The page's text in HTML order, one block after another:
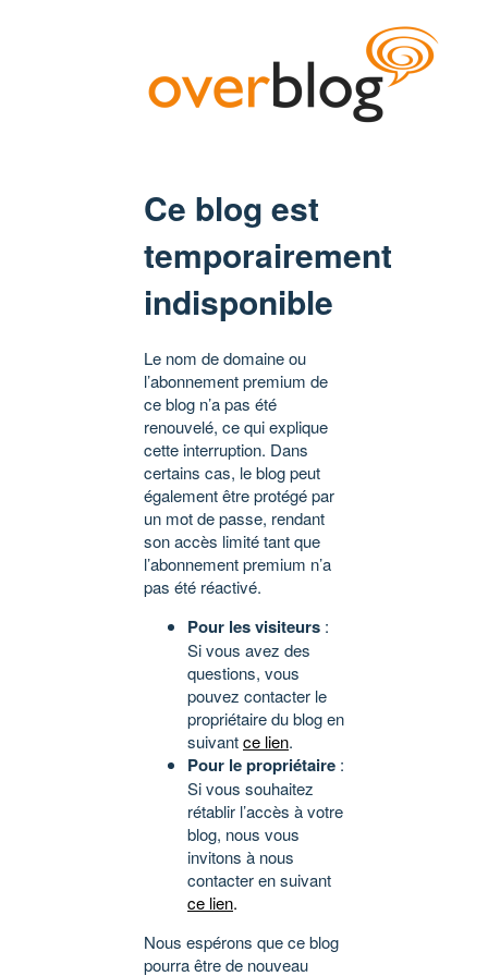
Ce blog est
temporairement
indisponible
Le nom de domaine ou
l’abonnement premium de
ce blog n’a pas été
renouvelé, ce qui explique
cette interruption. Dans
certains cas, le blog peut
également être protégé par
un mot de passe, rendant
son accès limité tant que
l’abonnement premium n’a
pas été réactivé.
Pour les visiteurs :
Si vous avez des
questions, vous
pouvez contacter le
propriétaire du blog en
suivantce lien.
Pour le propriétaire :
Si vous souhaitez
rétablir l’accès à votre
blog, nous vous
invitons à nous
contacter en suivant
ce lien.
Nous espérons que ce blog
pourra être de nouveau